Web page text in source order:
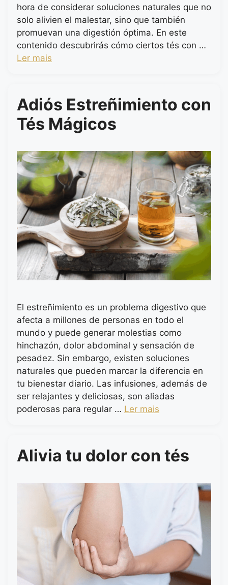
hora de considerar soluciones naturales que no
solo alivien el malestar, sino que también
promuevan una digestión óptima. En este
contenido descubrirás cómo ciertos tés con …
Ler mais
Adiós Estreñimiento con
Tés Mágicos
El estreñimiento es un problema digestivo que
afecta a millones de personas en todo el
mundo y puede generar molestias como
hinchazón, dolor abdominal y sensación de
pesadez. Sin embargo, existen soluciones
naturales que pueden marcar la diferencia en
tu bienestar diario. Las infusiones, además de
ser relajantes y deliciosas, son aliadas
poderosas para regular … Ler mais
Alivia tu dolor con tés